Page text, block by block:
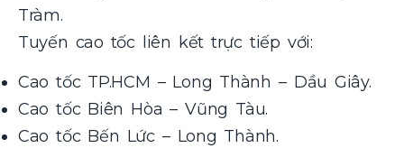
Tràm.
Tuyến cao tốc liên kết trực tiếp với:
Cao tốc TP.HCM – Long Thành – Dầu Giây.
Cao tốc Biên Hòa – Vũng Tàu.
Cao tốc Bến Lức – Long Thành.